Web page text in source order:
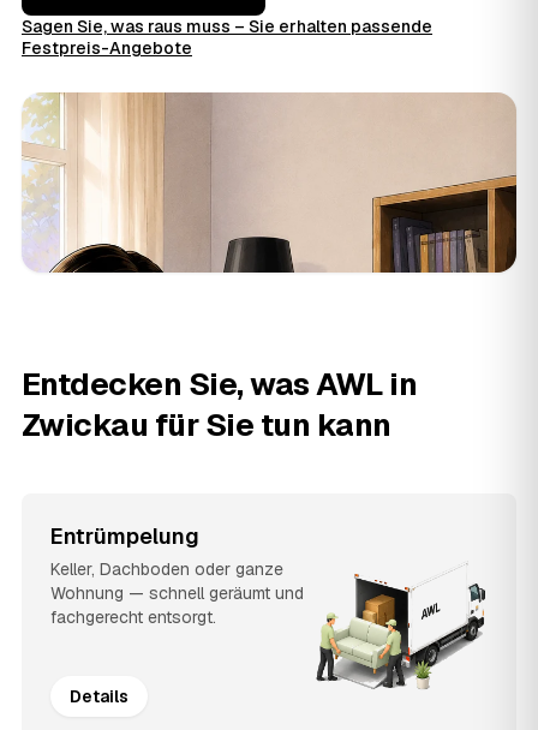
Sagen Sie, was raus muss – Sie erhalten passende
Festpreis-Angebote
Entdecken Sie, was AWL in
Zwickau für Sie tun kann
Entrümpelung
Keller, Dachboden oder ganze
Wohnung — schnell geräumt und
fachgerecht entsorgt.
Details